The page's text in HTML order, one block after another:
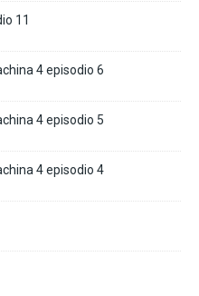
11
4 episodio 6
4 episodio 5
4 episodio 4